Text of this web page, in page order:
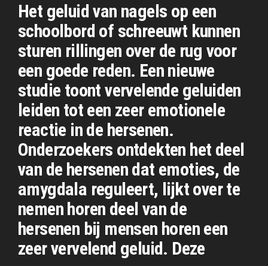
Het geluid van nagels op een
schoolbord of schreeuwt kunnen
sturen rillingen over de rug voor
een goede reden. Een nieuwe
studie toont vervelende geluiden
leiden tot een zeer emotionele
reactie in de hersenen.
Onderzoekers ontdekten het deel
van de hersenen dat emoties, de
amygdala reguleert, lijkt over te
nemen horen deel van de
hersenen bij mensen horen een
zeer vervelend geluid. Deze